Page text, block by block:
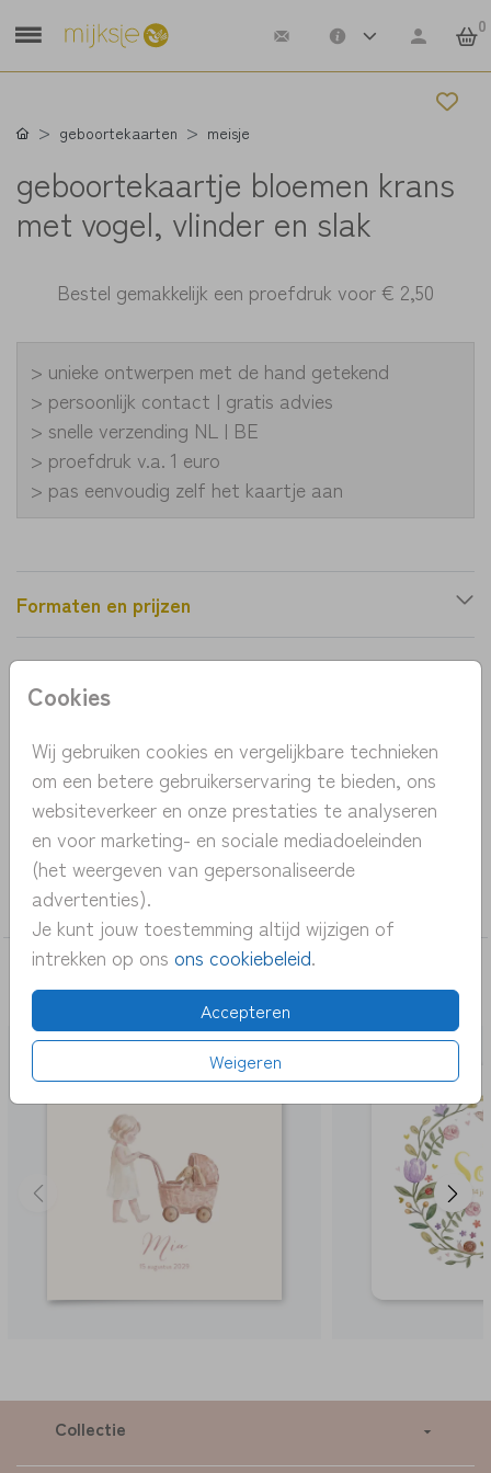
0
Cookies
Wij gebruiken cookies en vergelijkbare technieken
om een betere gebruikerservaring te bieden, ons
websiteverkeer en onze prestaties te analyseren
en voor marketing- en sociale mediadoeleinden
(het weergeven van gepersonaliseerde
advertenties).
Je kunt jouw toestemming altijd wijzigen of
intrekken op ons ons cookiebeleid.
Accepteren
Weigeren
geboortekaarten meisje
geboortekaartje bloemen krans
met vogel, vlinder en slak
Bestel gemakkelijk een proefdruk voor€ 2,50
> unieke ontwerpen met de hand getekend
> persoonlijk contact | gratis advies
> snelle verzending NL | BE
> proefdruk v.a. 1 euro
> pas eenvoudig zelf het kaartje aan
Formaten en prijzen
Productinformatie
OMSCHRIJVING
geboortekaartje bloemen krans met vogel, vlinder
en slak
COLLECTIE
meisje
DEZE KAARTEN VIND JE MISSCHIEN OOK
LEUK
Collectie